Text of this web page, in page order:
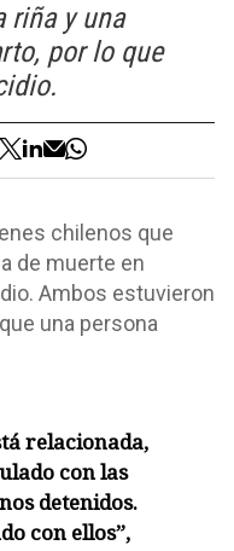
riña y una
por lo que
chilenos que
de muerte en
Ambos estuvieron
una persona
relacionada,
con las
detenidos.
con ellos”,